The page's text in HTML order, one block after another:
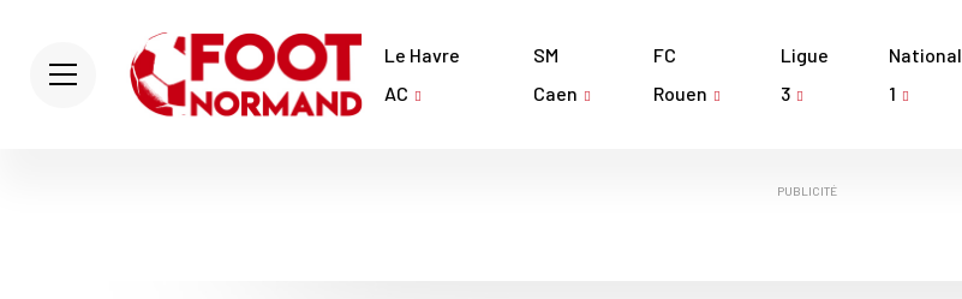
Le Havre
AC
SM
Caen
FC
Rouen
Ligue
3
National
1
PUBLICITÉ